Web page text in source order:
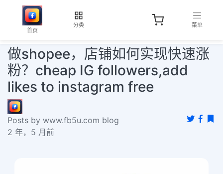
首页
分类 菜单
做shopee，店铺如何实现快速涨
粉？​cheap IG followers,add
likes to instagram free
Posts by www.fb5u.com blog
2 年，5 月前